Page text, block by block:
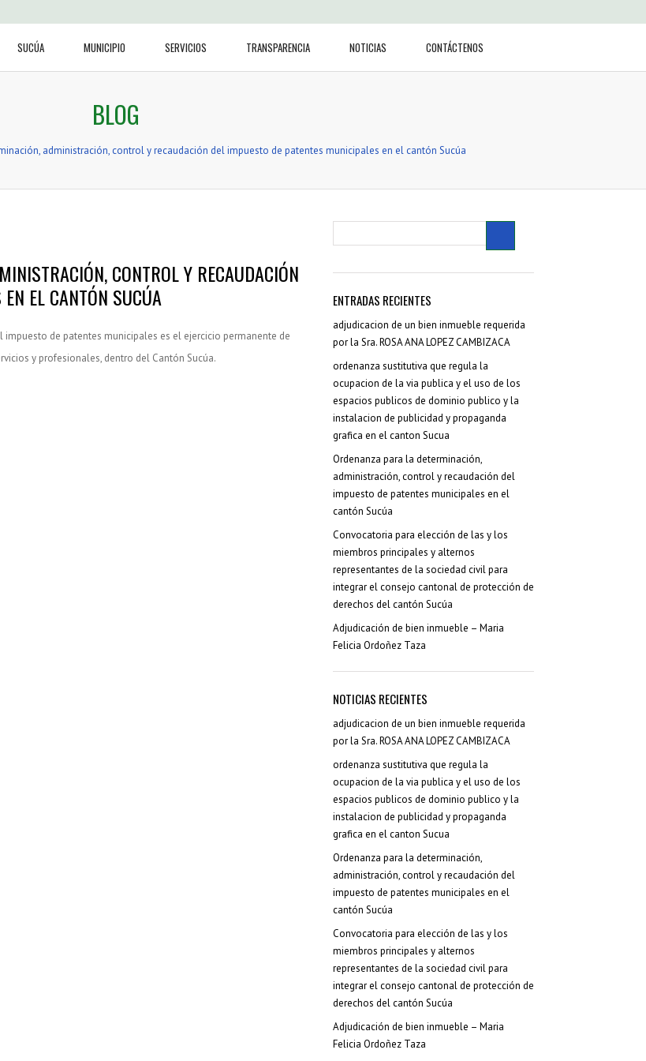
SUCÚA MUNICIPIO SERVICIOS TRANSPARENCIA NOTICIAS CONTÁCTENOS
BLOG
administración, control y recaudación del impuesto de patentes municipales en el cantón Sucúa
CONTROL Y RECAUDACIÓN
EL CANTÓN SUCÚA
impuesto de patentes municipales es el ejercicio permanente de
y profesionales, dentro del Cantón Sucúa.
ENTRADAS RECIENTES
adjudicacion de un bien inmueble requerida
por la Sra. ROSA ANA LOPEZ CAMBIZACA
ordenanza sustitutiva que regula la
ocupacion de la via publica y el uso de los
espacios publicos de dominio publico y la
instalacion de publicidad y propaganda
grafica en el canton Sucua
Ordenanza para la determinación,
administración, control y recaudación del
impuesto de patentes municipales en el
cantón Sucúa
Convocatoria para elección de las y los
miembros principales y alternos
representantes de la sociedad civil para
integrar el consejo cantonal de protección de
derechos del cantón Sucúa
Adjudicación de bien inmueble – Maria
Felicia Ordoñez Taza
NOTICIAS RECIENTES
adjudicacion de un bien inmueble requerida
por la Sra. ROSA ANA LOPEZ CAMBIZACA
ordenanza sustitutiva que regula la
ocupacion de la via publica y el uso de los
espacios publicos de dominio publico y la
instalacion de publicidad y propaganda
grafica en el canton Sucua
Ordenanza para la determinación,
administración, control y recaudación del
impuesto de patentes municipales en el
cantón Sucúa
Convocatoria para elección de las y los
miembros principales y alternos
representantes de la sociedad civil para
integrar el consejo cantonal de protección de
derechos del cantón Sucúa
Adjudicación de bien inmueble – Maria
Felicia Ordoñez Taza